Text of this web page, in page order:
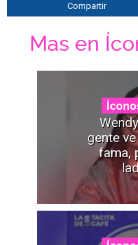
Compartir
Mas en
gente
fama,